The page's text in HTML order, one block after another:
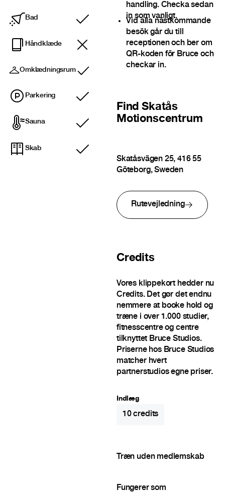
Bad
Inkluderet
Håndklæde
Omklædningsrum
Inkluderet
Parkering
Inkluderet
Sauna
Inkluderet
Skab
Inkluderet
handling. Checka sedan
in som vanligt.
Vid alla nästkommande
besök går du till
receptionen och ber om
QR-koden för Bruce och
checkar in.
FindSkatås
Motionscentrum
Skatåsvägen 25, 416 55
Göteborg, Sweden
Rutevejledning
Credits
Vores klippekort hedder nu
Credits. Det gør det endnu
nemmere at booke hold og
træne i over 1.000 studier,
fitnesscentre og centre
tilknyttet Bruce Studios.
Priserne hos Bruce Studios
matcher hvert
partnerstudios egne priser.
Indlæg
10credits
Træn uden medlemskab
Fungerer som